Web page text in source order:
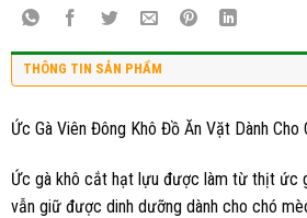
THÔNG TIN SẢN PHẨM
Ức Gà Viên Đông Khô Đồ Ăn Vặt Dành Cho
Ức gà khô cắt hạt lựu được làm từ thịt ức
vẫn giữ được dinh dưỡng dành cho chó